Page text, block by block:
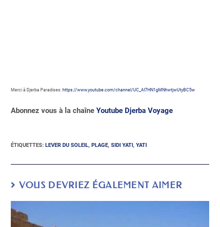
Merci à Djerba Paradises: https://www.youtube.com/channel/UC_AI7HN1gMNhwtjwUtyBC5w
Abonnez vous à la chaîneYoutube Djerba Voyage
ÉTIQUETTES:LEVER DU SOLEIL, PLAGE, SIDI YATI, YATI
VOUS DEVRIEZ ÉGALEMENT AIMER